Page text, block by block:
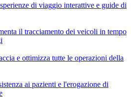
di viaggio interattive e guide di
il tracciamento dei veicoli in tempo
e ottimizza tutte le operazioni della
ai pazienti e l'erogazione di